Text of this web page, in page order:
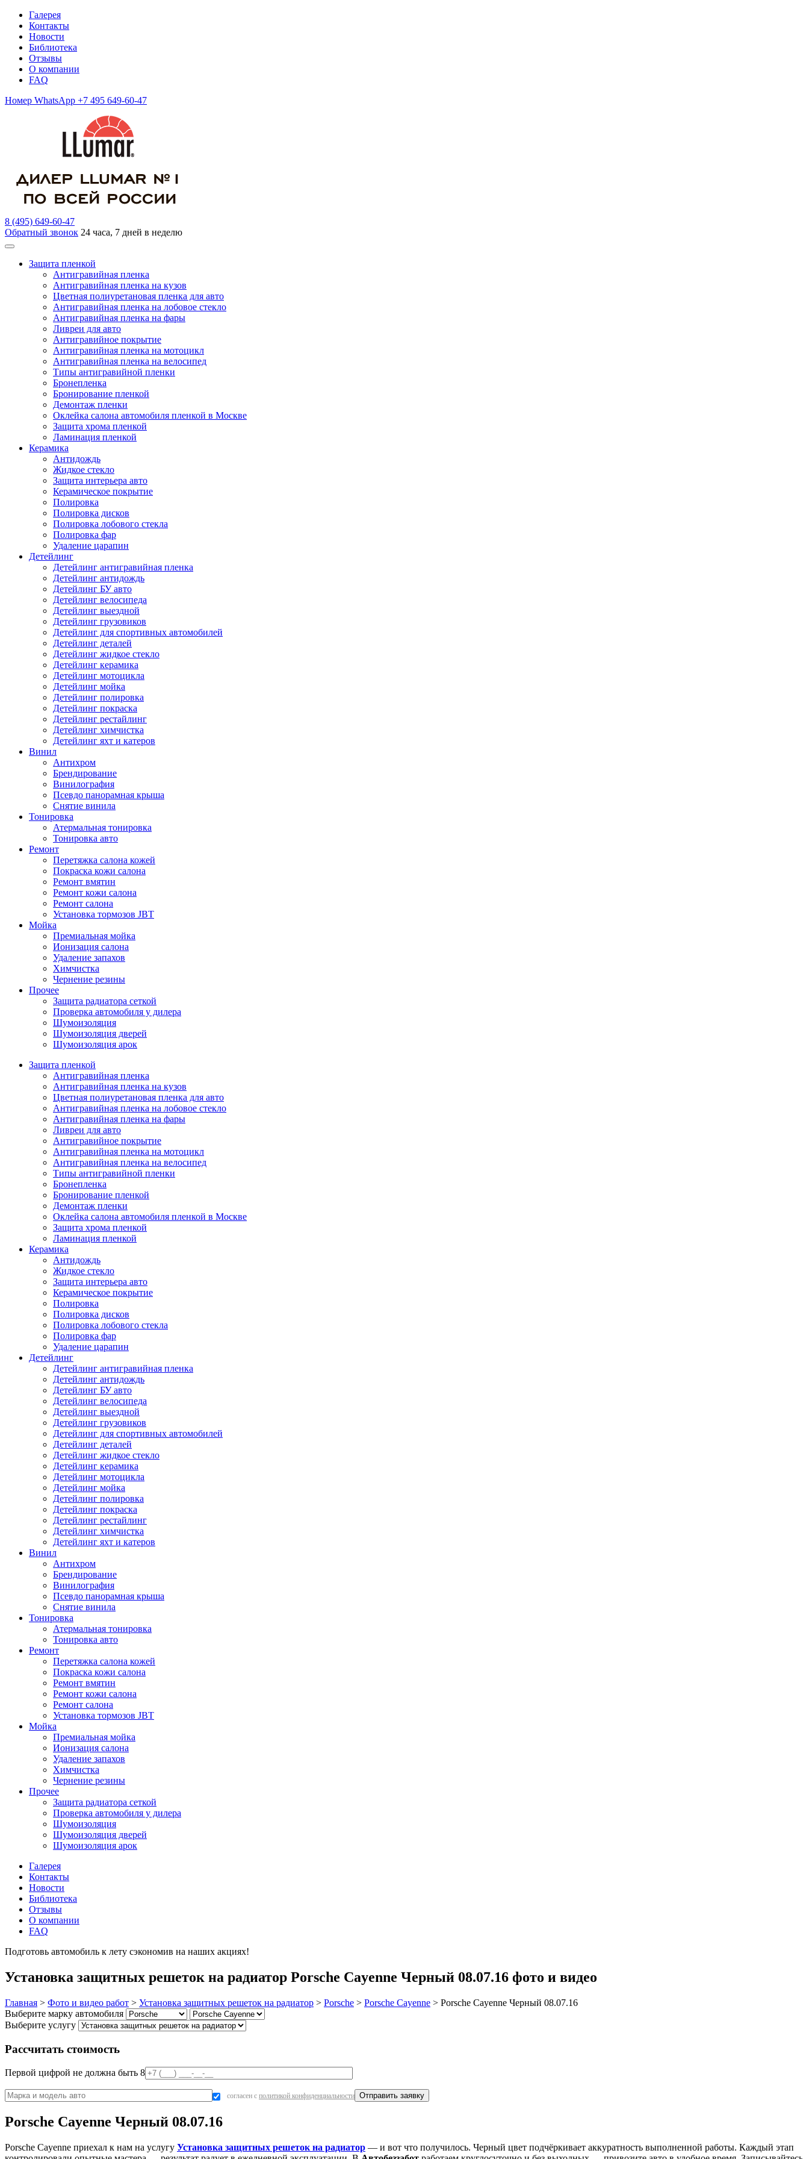
Галерея
Контакты
Новости
Библиотека
Отзывы
О компании
FAQ
Номер WhatsApp +7 495 649-60-47
8 (495) 649-60-47
Обратный звонок 24 часа, 7 дней в неделю
Защита пленкой
Антигравийная пленка
Антигравийная пленка на кузов
Цветная полиуретановая пленка для авто
Антигравийная пленка на лобовое стекло
Антигравийная пленка на фары
Ливреи для авто
Антигравийное покрытие
Антигравийная пленка на мотоцикл
Антигравийная пленка на велосипед
Типы антигравийной пленки
Бронепленка
Бронирование пленкой
Демонтаж пленки
Оклейка салона автомобиля пленкой в Москве
Защита хрома пленкой
Ламинация пленкой
Керамика
Антидождь
Жидкое стекло
Защита интерьера авто
Керамическое покрытие
Полировка
Полировка дисков
Полировка лобового стекла
Полировка фар
Удаление царапин
Детейлинг
Детейлинг антигравийная пленка
Детейлинг антидождь
Детейлинг БУ авто
Детейлинг велосипеда
Детейлинг выездной
Детейлинг грузовиков
Детейлинг для спортивных автомобилей
Детейлинг деталей
Детейлинг жидкое стекло
Детейлинг керамика
Детейлинг мотоцикла
Детейлинг мойка
Детейлинг полировка
Детейлинг покраска
Детейлинг рестайлинг
Детейлинг химчистка
Детейлинг яхт и катеров
Винил
Антихром
Брендирование
Винилография
Псевдо панорамная крыша
Снятие винила
Тонировка
Атермальная тонировка
Тонировка авто
Ремонт
Перетяжка салона кожей
Покраска кожи салона
Ремонт вмятин
Ремонт кожи салона
Ремонт салона
Установка тормозов JBT
Мойка
Премиальная мойка
Ионизация салона
Удаление запахов
Химчистка
Чернение резины
Прочее
Защита радиатора сеткой
Проверка автомобиля у дилера
Шумоизоляция
Шумоизоляция дверей
Шумоизоляция арок
Защита пленкой
Антигравийная пленка
Антигравийная пленка на кузов
Цветная полиуретановая пленка для авто
Антигравийная пленка на лобовое стекло
Антигравийная пленка на фары
Ливреи для авто
Антигравийное покрытие
Антигравийная пленка на мотоцикл
Антигравийная пленка на велосипед
Типы антигравийной пленки
Бронепленка
Бронирование пленкой
Демонтаж пленки
Оклейка салона автомобиля пленкой в Москве
Защита хрома пленкой
Ламинация пленкой
Керамика
Антидождь
Жидкое стекло
Защита интерьера авто
Керамическое покрытие
Полировка
Полировка дисков
Полировка лобового стекла
Полировка фар
Удаление царапин
Детейлинг
Детейлинг антигравийная пленка
Детейлинг антидождь
Детейлинг БУ авто
Детейлинг велосипеда
Детейлинг выездной
Детейлинг грузовиков
Детейлинг для спортивных автомобилей
Детейлинг деталей
Детейлинг жидкое стекло
Детейлинг керамика
Детейлинг мотоцикла
Детейлинг мойка
Детейлинг полировка
Детейлинг покраска
Детейлинг рестайлинг
Детейлинг химчистка
Детейлинг яхт и катеров
Винил
Антихром
Брендирование
Винилография
Псевдо панорамная крыша
Снятие винила
Тонировка
Атермальная тонировка
Тонировка авто
Ремонт
Перетяжка салона кожей
Покраска кожи салона
Ремонт вмятин
Ремонт кожи салона
Ремонт салона
Установка тормозов JBT
Мойка
Премиальная мойка
Ионизация салона
Удаление запахов
Химчистка
Чернение резины
Прочее
Защита радиатора сеткой
Проверка автомобиля у дилера
Шумоизоляция
Шумоизоляция дверей
Шумоизоляция арок
Галерея
Контакты
Новости
Библиотека
Отзывы
О компании
FAQ
Подготовь автомобиль к лету сэкономив на наших акциях!
Установка защитных решеток на радиатор Porsche Cayenne Черный 08.07.16 фото и видео
Главная > Фото и видео работ > Установка защитных решеток на радиатор > Porsche > Porsche Cayenne > Porsche Cayenne Черный 08.07.16
Выберите марку автомобиля
Выберите услугу
Рассчитать стоимость
Первой цифрой не должна быть 8
согласен с политикой конфиденциальности
Porsche Cayenne Черный 08.07.16
Porsche Cayenne приехал к нам на услугу Установка защитных решеток на радиатор — и вот что получилось. Черный цвет подчёркивает аккуратность выполненной работы. Каждый этап